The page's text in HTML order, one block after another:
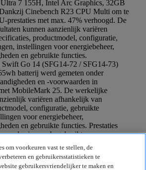
om voorkeuren vast te stellen, de
en gebruikersstatistieken te
gebruikersvriendelijker te maken en